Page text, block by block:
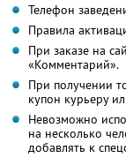
Телефон
Правила
При заказе на
«Комментарий».
При получении
купон курьеру
Невозможно
на несколько
добавлять к